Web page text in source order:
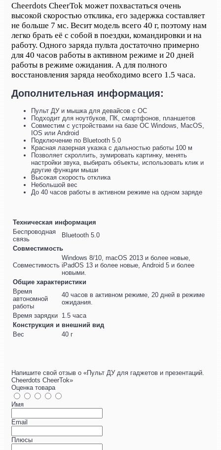
Cheerdots CheerTok может похвастаться очень
высокой скоростью отклика, его задержка составляет
не больше 7 мс. Весит модель всего 40 г, поэтому нам
легко брать её с собой в поездки, командировки и на
работу. Одного заряда пульта достаточно примерно
для 40 часов работы в активном режиме и 20 дней
работы в режиме ожидания. А для полного
восстановления заряда необходимо всего 1.5 часа.
Дополнительная информация:
Пульт ДУ и мышка для девайсов с ОС
Подходит для ноутбуков, ПК, смартфонов, планшетов
Совместим с устройствами на базе ОС Windows, MacOS,
IOS или Android
Подключение по Bluetooth 5.0
Красная лазерная указка с дальностью работы 100 м
Позволяет скроллить, зумировать картинку, менять
настройки звука, выбирать объекты, использовать клик и
другие функции мыши
Высокая скорость отклика
Небольшой вес
До 40 часов работы в активном режиме на одном заряде
Техническая информация
Беспроводная
связь
Bluetooth 5.0
Совместимость
Совместимость
Windows 8/10, macOS 2013 и более новые,
iPadOS 13 и более новые, Android 5 и более
новыми.
Общие характеристики
Время
автономной
работы
40 часов в активном режиме, 20 дней в режиме
ожидания.
Время зарядки 1.5 часа
Конструкция и внешний вид
Вес
40 г
Напишите свой отзыв о «Пульт ДУ для гаджетов и презентаций.
Cheerdots CheerTok»
Оценка товара
Имя
Email
Плюсы